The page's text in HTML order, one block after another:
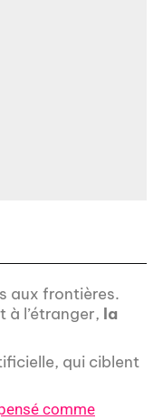
aux frontières.
à l’étranger, la
qui ciblent
comme